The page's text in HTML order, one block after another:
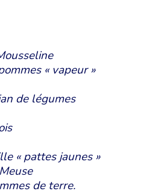
« vapeur »
de légumes
« pattes jaunes »
de terre.